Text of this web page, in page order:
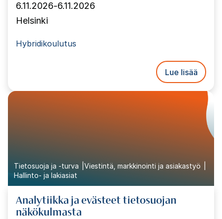
6.11.2026-6.11.2026
Helsinki
Hybridikoulutus
Lue lisää
Tietosuoja ja -turva
Viestintä, markkinointi ja asiakastyö
Hallinto- ja lakiasiat
Analytiikka ja evästeet tietosuojan
näkökulmasta